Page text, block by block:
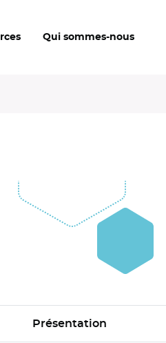
Qui sommes-nous
Présentation